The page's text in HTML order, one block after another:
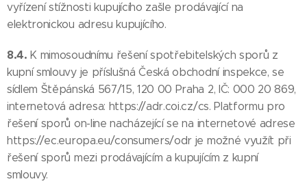
vyřízení stížnosti kupujícího zašle prodávající na
elektronickou adresu kupujícího.
8.4. K mimosoudnímu řešení spotřebitelských sporů z
kupní smlouvy je příslušná Česká obchodní inspekce, se
sídlem Štěpánská 567/15, 120 00 Praha 2, IČ: 000 20 869,
internetová adresa: https://adr.coi.cz/cs. Platformu pro
řešení sporů on-line nacházející se na internetové adrese
https://ec.europa.eu/consumers/odr je možné využít při
řešení sporů mezi prodávajícím a kupujícím z kupní
smlouvy.